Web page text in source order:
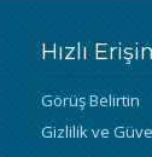
Hızlı
Görüş Belirtin
Gizlilik ve